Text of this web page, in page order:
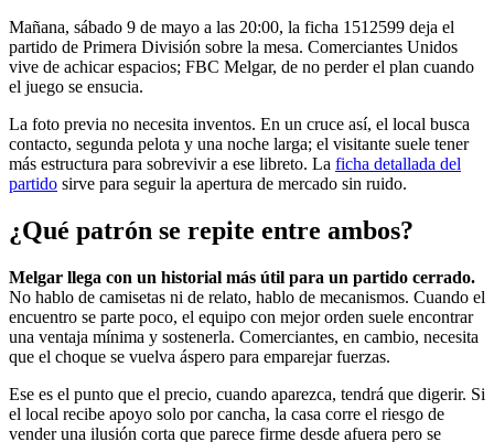
Mañana, sábado 9 de mayo a las 20:00, la ficha 1512599 deja el
partido de Primera División sobre la mesa. Comerciantes Unidos
vive de achicar espacios; FBC Melgar, de no perder el plan cuando
el juego se ensucia.
La foto previa no necesita inventos. En un cruce así, el local busca
contacto, segunda pelota y una noche larga; el visitante suele tener
más estructura para sobrevivir a ese libreto. La ficha detallada del
partido sirve para seguir la apertura de mercado sin ruido.
¿Qué patrón se repite entre ambos?
Melgar llega con un historial más útil para un partido cerrado.
No hablo de camisetas ni de relato, hablo de mecanismos. Cuando el
encuentro se parte poco, el equipo con mejor orden suele encontrar
una ventaja mínima y sostenerla. Comerciantes, en cambio, necesita
que el choque se vuelva áspero para emparejar fuerzas.
Ese es el punto que el precio, cuando aparezca, tendrá que digerir. Si
el local recibe apoyo solo por cancha, la casa corre el riesgo de
vender una ilusión corta que parece firme desde afuera pero se